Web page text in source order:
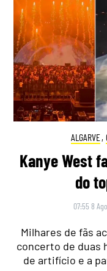
ALGARVE,
Kanye West
do
07:55 8
Milhares de fãs
concerto de duas
de artifício e a